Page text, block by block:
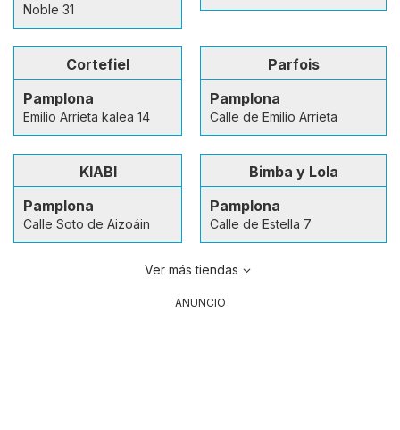
Noble 31
Cortefiel
Pamplona
Emilio Arrieta kalea 14
Parfois
Pamplona
Calle de Emilio Arrieta
KIABI
Pamplona
Calle Soto de Aizoáin
Bimba y Lola
Pamplona
Calle de Estella 7
Ver más tiendas
ANUNCIO